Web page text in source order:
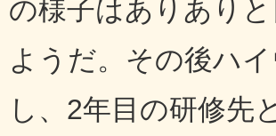
の様子はありあり
ようだ。その後ハ
し、2年目の研修先